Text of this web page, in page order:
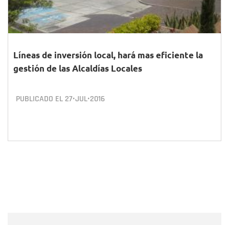
Líneas de inversión local, hará mas eficiente la
gestión de las Alcaldías Locales
PUBLICADO EL 27•JUL•2016